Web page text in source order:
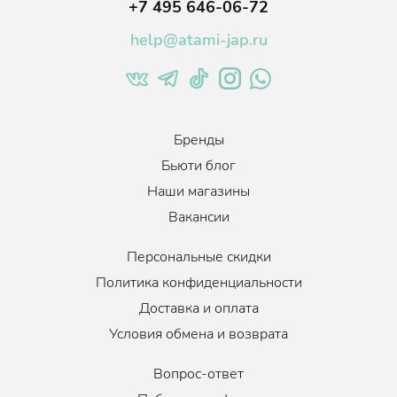
+7 495 646-06-72
help@atami-jap.ru
Бренды
Бьюти блог
Наши магазины
Вакансии
Персональные скидки
Политика конфиденциальности
Доставка и оплата
Условия обмена и возврата
Вопрос-ответ